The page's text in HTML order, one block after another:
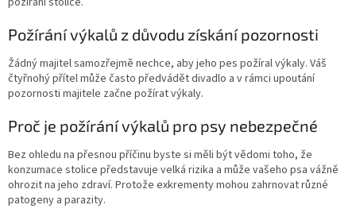
Požírání výkalů z důvodu získání pozornosti
Žádný majitel samozřejmě nechce, aby jeho pes požíral výkaly. Váš
čtyřnohý přítel může často předvádět divadlo a v rámci upoutání
pozornosti majitele začne požírat výkaly.
Proč je požírání výkalů pro psy nebezpečné
Bez ohledu na přesnou příčinu byste si měli být vědomi toho, že
konzumace stolice představuje velká rizika a může vašeho psa vážně
ohrozit na jeho zdraví. Protože exkrementy mohou zahrnovat různé
patogeny a parazity.